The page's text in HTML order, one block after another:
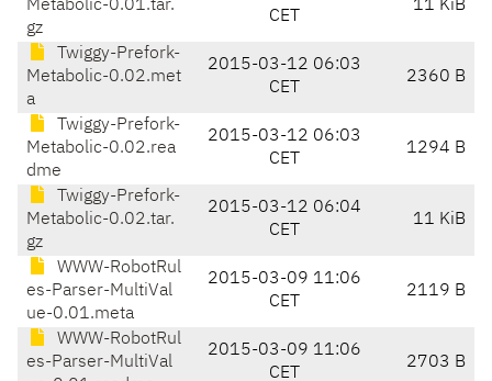
Metabolic-0.01.tar.
gz
CET
11 KiB
Twiggy-Prefork-
Metabolic-0.02.met
a
2015-03-12 06:03
CET
2360 B
Twiggy-Prefork-
Metabolic-0.02.rea
dme
2015-03-12 06:03
CET
1294 B
Twiggy-Prefork-
Metabolic-0.02.tar.
gz
2015-03-12 06:04
CET
11 KiB
WWW-RobotRul
es-Parser-MultiVal
ue-0.01.meta
2015-03-09 11:06
CET
2119 B
WWW-RobotRul
es-Parser-MultiVal
2015-03-09 11:06
CET
2703 B